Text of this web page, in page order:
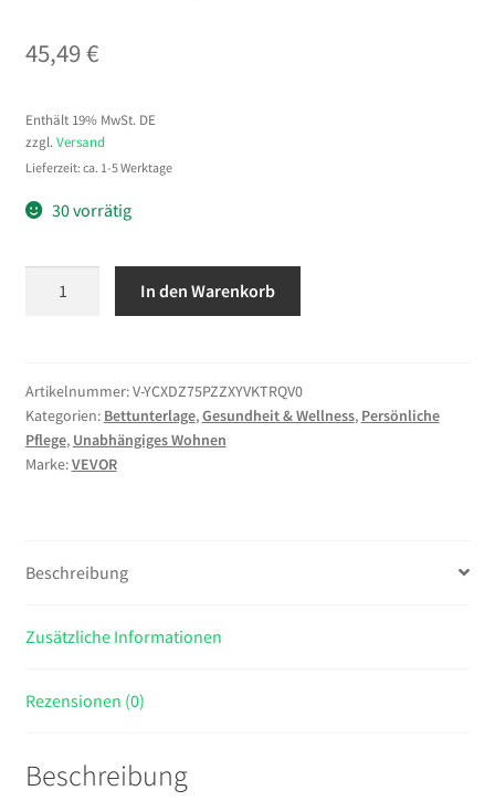
45,49€
Enthält 19% MwSt. DE
zzgl. Versand
Lieferzeit: ca. 1-5 Werktage
30 vorrätig
Inkontinenzunterlagen,
saugfähige
Chux-
Pads
Schutz
Bett,
&
für
In den Warenkorb
Artikelnummer:V-YCXDZ75PZZXYVKTRQV0
Kategorien: Bettunterlage,Gesundheit & Wellness, Persönliche
Pflege, Unabhängiges Wohnen
Marke:VEVOR
Beschreibung
Zusätzliche Informationen
Rezensionen (0)
Beschreibung